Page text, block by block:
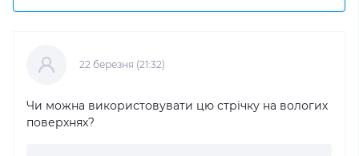
22 березня (21:32)
Чи можна використовувати цю стрічку на вологих
поверхнях?